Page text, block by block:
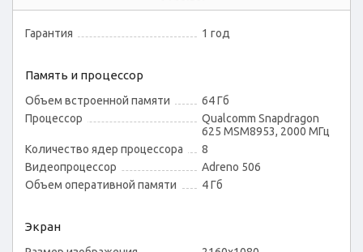
Гарантия 1 год
Память и процессор
Объем встроенной памяти
64 Гб
Процессор
Qualcomm Snapdragon
625 MSM8953, 2000 МГц
Количество ядер процессора
8
Видеопроцессор
Adreno 506
Объем оперативной памяти
4 Гб
Экран